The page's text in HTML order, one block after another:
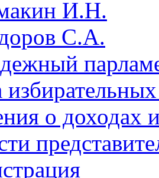
И.Н.
С.А.
о доходах